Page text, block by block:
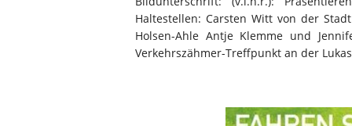
Haltestellen: Carsten Witt von der
Holsen-Ahle Antje Klemme und
Verkehrszähmer-Treffpunkt an der